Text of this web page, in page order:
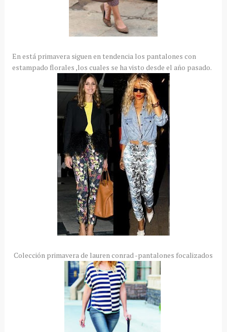
En está primavera siguen en tendencia los pantalones con
estampado florales ,los cuales se ha visto desde el año pasado.
Colección primavera de lauren conrad -pantalones focalizados